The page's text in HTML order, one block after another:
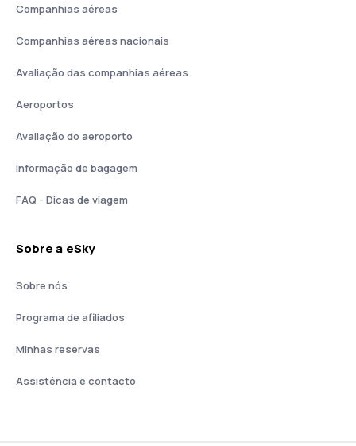
Companhias aéreas
Companhias aéreas nacionais
Avaliação das companhias aéreas
Aeroportos
Avaliação do aeroporto
Informação de bagagem
FAQ - Dicas de viagem
Sobre a eSky
Sobre nós
Programa de afiliados
Minhas reservas
Assistência e contacto